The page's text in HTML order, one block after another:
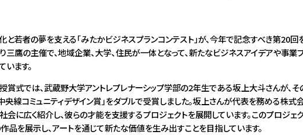
若者の夢を支える「みたかビジネスプランコンテスト」が、今年で記念すべき第20回
三鷹の主催で、地域企業、大学、住民が一体となって、新たなビジネスアイデアや事業
ます。
式では、武蔵野大学アントレプレナーシップ学部の2年生である坂上大斗さんが、
央線コミュニティデザイン賞」をダブルで受賞しました。坂上さんが代表を務める株
に広く紹介し、彼らの才能を支援するプロジェクトを展開しています。このプロジェ
を展示し、アートを通じて新たな価値を生み出すことを目指しています。